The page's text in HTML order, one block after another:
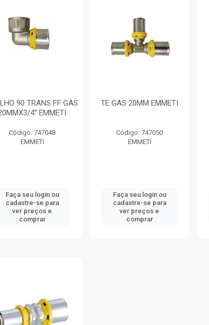
90 TRANS FF GAS
4” EMMETI
Código: 747048
EMMETI
Faça seu login ou
cadastre-se para
ver preços e
comprar
TE GAS 20MM EMMETI
Código: 747050
EMMETI
Faça seu login ou
cadastre-se para
ver preços e
comprar